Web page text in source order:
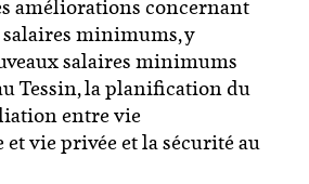
améliorations concernant
minimums, y
salaires minimums
Tessin, la planification du
entre vie
vie privée et la sécurité au